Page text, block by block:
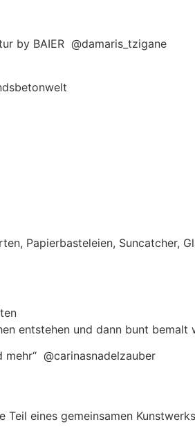
by BAIER @damaris_tzigane
Papierbasteleien, Suncatcher,
entstehen und dann bunt bemalt
mehr“ @carinasnadelzauber
eines gemeinsamen Kunstwerks